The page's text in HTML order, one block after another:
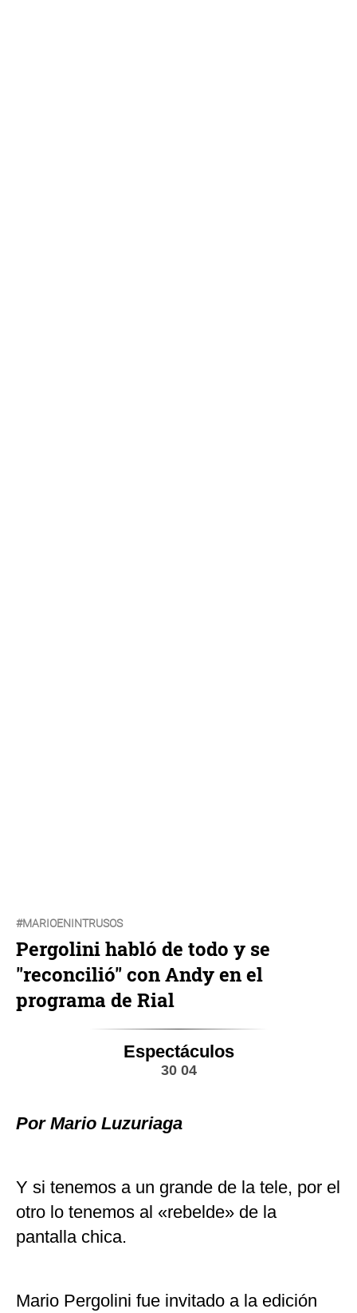
#MARIOENINTRUSOS
Pergolini habló de todo y se
"reconcilió" con Andy en el
programa de Rial
Espectáculos
30 04
Por Mario Luzuriaga
Y si tenemos a un grande de la tele, por el
otro lo tenemos al «rebelde» de la
pantalla chica.
Mario Pergolini fue invitado a la edición